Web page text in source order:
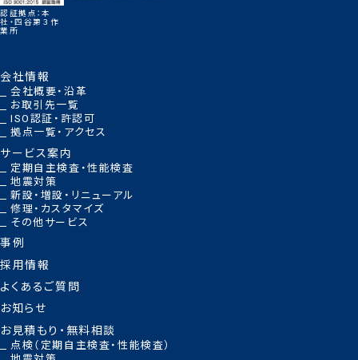
認証拠点：本
社・四谷第３作
業所
会社情報
会社概要・沿革
お取引先一覧
ISO認証・許認可
拠点一覧・アクセス
サービス案内
定期自主検査・性能検査
地震対策
新設・増設・リニューアル
修理・カスタマイズ
その他サービス
事例
採用情報
よくあるご質問
お知らせ
お見積もり・無料相談
点検（定期自主検査・性能検査）